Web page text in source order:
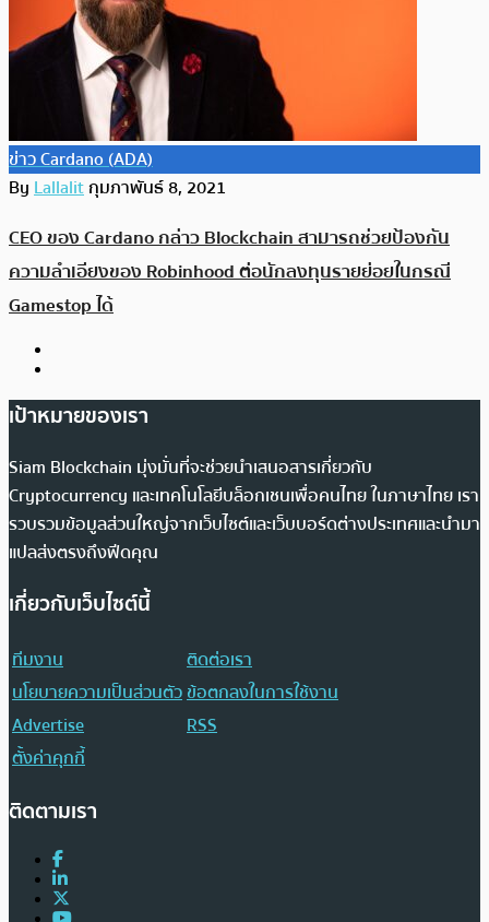
ข่าว Cardano (ADA)
ByLallalitกุมภาพันธ์ 8, 2021
CEO ของ Cardano กล่าว Blockchain สามารถช่วยป้องกัน
ความลำเอียงของ Robinhood ต่อนักลงทุนรายย่อยในกรณี
Gamestop ได้
เป้าหมายของเรา
Siam Blockchain มุ่งมั่นที่จะช่วยนำเสนอสารเกี่ยวกับ
Cryptocurrency และเทคโนโลยีบล็อกเชนเพื่อคนไทย ในภาษาไทย เรา
รวบรวมข้อมูลส่วนใหญ่จากเว็บไซต์และเว็บบอร์ดต่างประเทศและนำมา
แปลส่งตรงถึงฟีดคุณ
เกี่ยวกับเว็บไซต์นี้
ทีมงาน
ติดต่อเรา
นโยบายความเป็นส่วนตัวข้อตกลงในการใช้งาน
Advertise
RSS
ตั้งค่าคุกกี้
ติดตามเรา